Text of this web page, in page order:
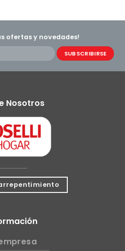
ofertas y novedades!
Nosotros